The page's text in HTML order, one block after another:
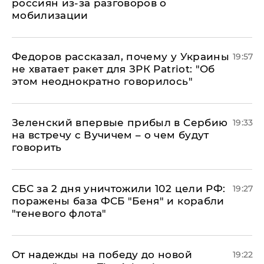
россиян из-за разговоров о
мобилизации
Федоров рассказал, почему у Украины
не хватает ракет для ЗРК Patriot: "Об
этом неоднократно говорилось"
19:57
Зеленский впервые прибыл в Сербию
на встречу с Вучичем – о чем будут
говорить
19:33
СБС за 2 дня уничтожили 102 цели РФ:
поражены база ФСБ "Беня" и корабли
"теневого флота"
19:27
От надежды на победу до новой
19:22